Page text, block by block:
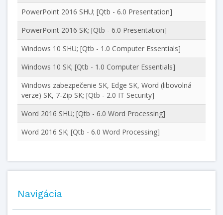
PowerPoint 2016 SHU; [Qtb - 6.0 Presentation]
PowerPoint 2016 SK; [Qtb - 6.0 Presentation]
Windows 10 SHU; [Qtb - 1.0 Computer Essentials]
Windows 10 SK; [Qtb - 1.0 Computer Essentials]
Windows zabezpečenie SK, Edge SK, Word (libovolná
verze) SK, 7-Zip SK; [Qtb - 2.0 IT Security]
Word 2016 SHU; [Qtb - 6.0 Word Processing]
Word 2016 SK; [Qtb - 6.0 Word Processing]
Navigácia